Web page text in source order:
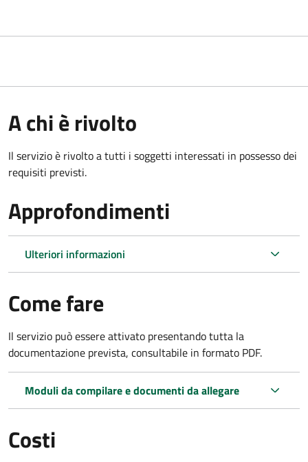
A chi è rivolto
Il servizio è rivolto a tutti i soggetti interessati in possesso dei
requisiti previsti.
Approfondimenti
Ulteriori informazioni
Come fare
Il servizio può essere attivato presentando tutta la
documentazione prevista, consultabile in formato PDF.
Moduli da compilare e documenti da allegare
Costi